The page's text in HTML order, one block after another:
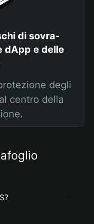
di sovra-
dApp e delle
degli
centro della